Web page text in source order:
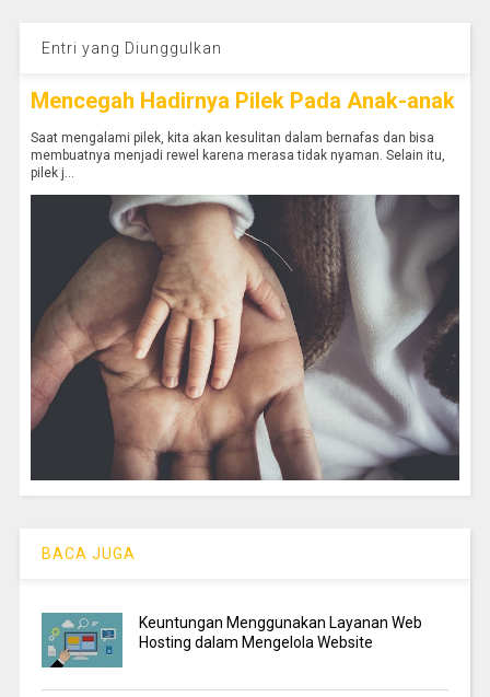
Entri yang Diunggulkan
Mencegah Hadirnya Pilek Pada Anak-anak
Saat mengalami pilek, kita akan kesulitan dalam bernafas dan bisa
membuatnya menjadi rewel karena merasa tidak nyaman. Selain itu,
pilek j...
BACA JUGA
Keuntungan Menggunakan Layanan Web
Hosting dalam Mengelola Website